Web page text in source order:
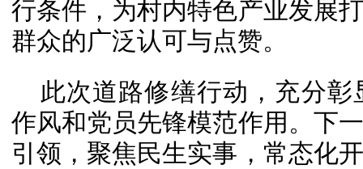
行条件，为村内特色产业发展
群众的广泛认可与点赞。
此次道路修缮行动，充分
作风和党员先锋模范作用。下
引领，聚焦民生实事，常态化